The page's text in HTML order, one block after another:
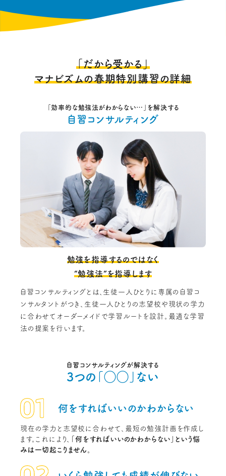
「だから受かる」
マナビズムの春期特別講習の詳細
「効率的な勉強法がわからない…」を解決する
自習コンサルティング
勉強を指導するのではなく
“勉強法”を指導します
自習コンサルティングとは、生徒一人ひとりに専属の自習コ
ンサルタントがつき、生徒一人ひとりの志望校や現状の学力
に合わせてオーダーメイドで学習ルートを設計。最適な学習
法の提案を行います。
自習コンサルティングが解決する
3つの「◯◯」ない
何をすればいいのか わからない
現在の学力と志望校に合わせて、最短の勉強計画を作成し
ます。これにより、
「何をすればいいのかわからない」という悩
みは一切起こりません。